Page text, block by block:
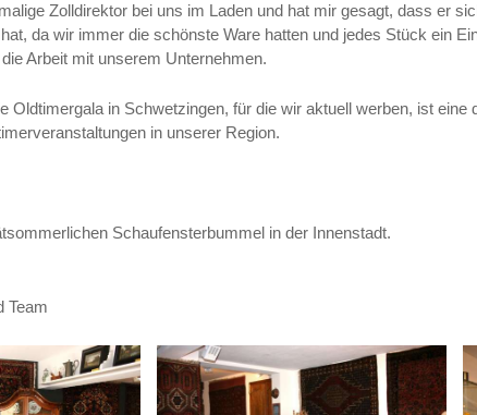
Zolldirektor bei uns im Laden und hat mir gesagt, dass er
da wir immer die schönste Ware hatten und jedes Stück ein
Arbeit mit unserem Unternehmen.
Oldtimergala in Schwetzingen, für die wir aktuell werben, ist eine
in unserer Region.
Schaufensterbummel in der Innenstadt.
Team